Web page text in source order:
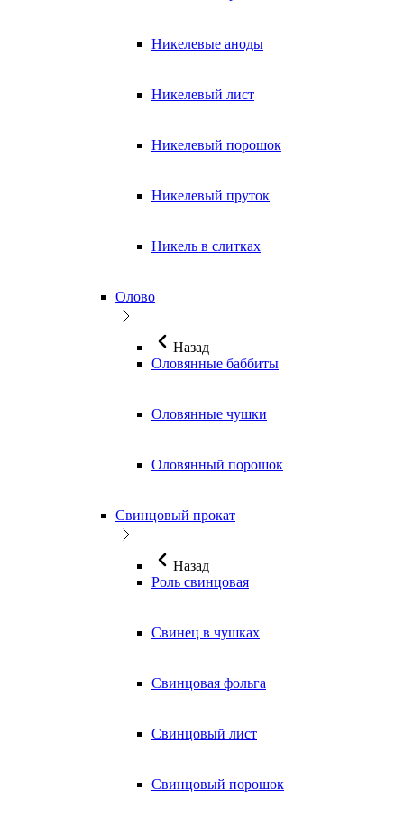
Никелевые аноды
Никелевый лист
Никелевый порошок
Никелевый пруток
Никель в слитках
Олово
Назад
Оловянные баббиты
Оловянные чушки
Оловянный порошок
Свинцовый прокат
Назад
Роль свинцовая
Свинец в чушках
Свинцовая фольга
Свинцовый лист
Свинцовый порошок